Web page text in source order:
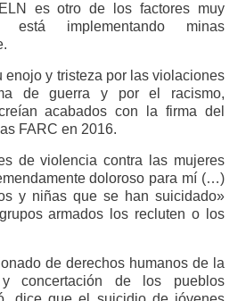
es otro de los factores muy
implementando minas
enojo y tristeza por las violaciones
de guerra y por el racismo,
acabados con la firma del
FARC en 2016.
de violencia contra las mujeres
doloroso para mí (…)
y niñas que se han suicidado»
armados los recluten o los
de derechos humanos de la
concertación de los pueblos